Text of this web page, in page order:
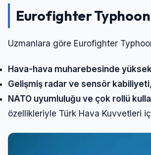
Eurofighter Typhoon
Uzmanlara göre Eurofighter
Hava-hava muharebesinde
Gelişmiş radar ve sensör kabiliyeti,
NATO uyumluluğu ve çok rollü
özellikleriyle Türk Hava Kuvvetleri